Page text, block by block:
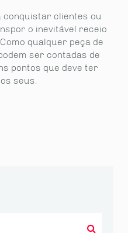
conquistar clientes ou
o inevitável receio
qualquer peça de
ser contadas de
pontos que deve ter
seus.